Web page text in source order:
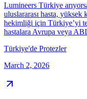
Lumineers Türkiye
uluslararası hasta,
hekimliği için Türkiye’yi
hastalara Avrupa veya
Türkiye'de Protezler
March 2, 2026